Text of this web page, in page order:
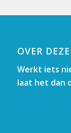
OVER
Werkt iets
laat het dan